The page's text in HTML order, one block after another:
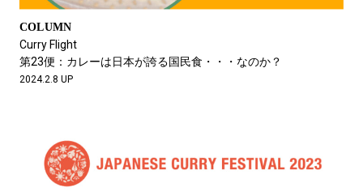
#ととけん #FASHION #MUSIC #MOVIE
#LIFESTYLE
#SPORTS #HANDSOME HANDBOOK
COLUMN
Curry Flight
第23便：カレーは日本が誇る国民食・・・なのか？
2024.2.8 UP